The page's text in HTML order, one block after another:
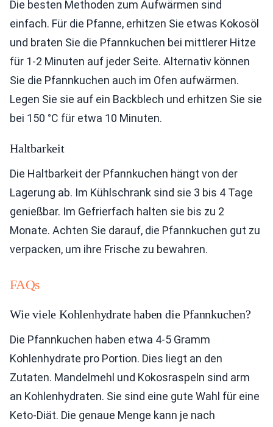
Die besten Methoden zum Aufwärmen sind
einfach. Für die Pfanne, erhitzen Sie etwas Kokosöl
und braten Sie die Pfannkuchen bei mittlerer Hitze
für 1-2 Minuten auf jeder Seite. Alternativ können
Sie die Pfannkuchen auch im Ofen aufwärmen.
Legen Sie sie auf ein Backblech und erhitzen Sie sie
bei 150 °C für etwa 10 Minuten.
Haltbarkeit
Die Haltbarkeit der Pfannkuchen hängt von der
Lagerung ab. Im Kühlschrank sind sie 3 bis 4 Tage
genießbar. Im Gefrierfach halten sie bis zu 2
Monate. Achten Sie darauf, die Pfannkuchen gut zu
verpacken, um ihre Frische zu bewahren.
FAQs
Wie viele Kohlenhydrate haben die Pfannkuchen?
Die Pfannkuchen haben etwa 4-5 Gramm
Kohlenhydrate pro Portion. Dies liegt an den
Zutaten. Mandelmehl und Kokosraspeln sind arm
an Kohlenhydraten. Sie sind eine gute Wahl für eine
Keto-Diät. Die genaue Menge kann je nach